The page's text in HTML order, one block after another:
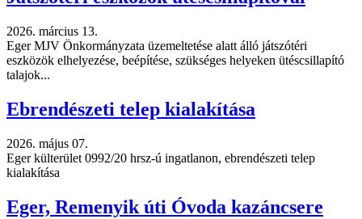
2026. március 13.
Eger MJV Önkormányzata üzemeltetése alatt álló játszótéri
eszközök elhelyezése, beépítése, szükséges helyeken ütéscsillapító
talajok...
Ebrendészeti telep kialakítása
2026. május 07.
Eger külterület 0992/20 hrsz-ú ingatlanon, ebrendészeti telep
kialakítása
Eger, Remenyik úti Óvoda kazáncsere